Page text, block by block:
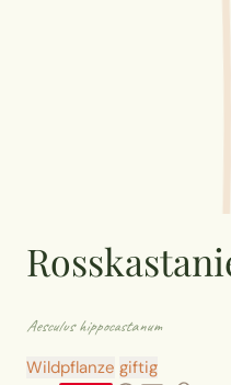
Aesculus hippocastanum
Wildpflanze giftig